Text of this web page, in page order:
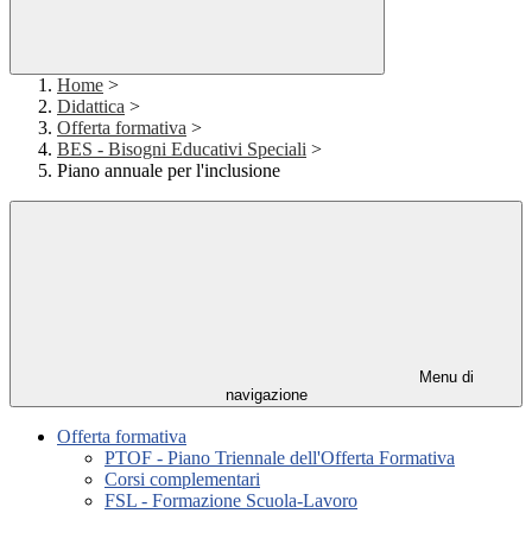
Home >
Didattica >
Offerta formativa >
BES - Bisogni Educativi Speciali >
Piano annuale per l'inclusione
Menu di
navigazione
Offerta formativa
PTOF - Piano Triennale dell'Offerta Formativa
Corsi complementari
FSL - Formazione Scuola-Lavoro